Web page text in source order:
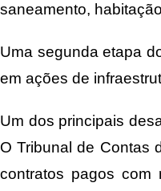
saneamento,
Uma segunda etapa
em ações de
Um dos principais
O Tribunal de Contas
contratos pagos com